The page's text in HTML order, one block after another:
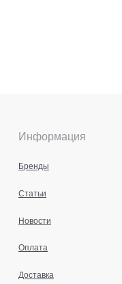
Информация
Бренды
Статьи
Новости
Оплата
Доставка